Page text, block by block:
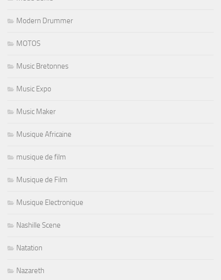
Modern Drummer
MOTOS
Music Bretonnes
Music Expo
Music Maker
Musique Africaine
musique de film
Musique de Film
Musique Electronique
Nashille Scene
Natation
Nazareth